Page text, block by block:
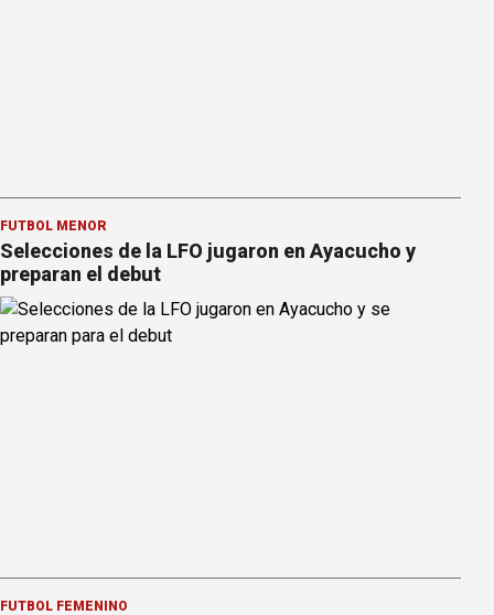
FÚTBOL MENOR
Selecciones de la LFO jugaron en Ayacucho y
preparan el debut
FÚTBOL FEMENINO